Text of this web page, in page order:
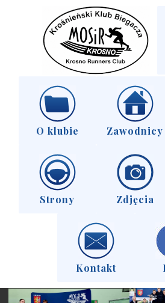
O klubie Zawodnicy
Strony Zdjęcia
Kontakt